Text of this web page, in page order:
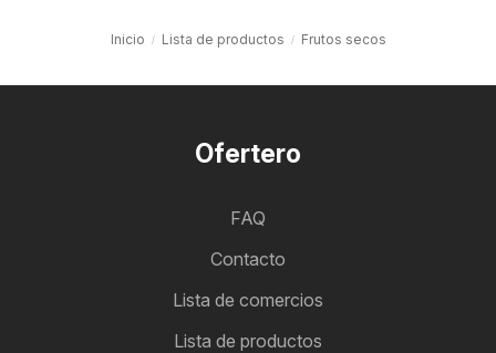
Inicio Lista de productos Frutos secos
Ofertero
FAQ
Contacto
Lista de comercios
Lista de productos